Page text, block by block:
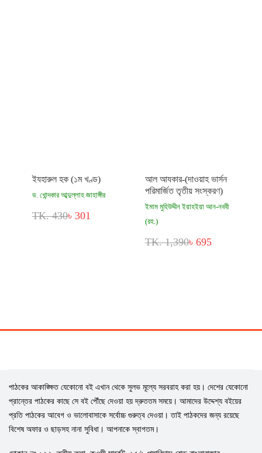
ইযহারুল হক (১ম খণ্ড)
ড. খোন্দকার আব্দুল্লাহ জাহাঙ্গীর
TK. 430৳ 301
আল আযকার-(দাওয়াহ ভার্সন
পরিমার্জিত তৃতীয় সংস্করণ)
ইমাম মুহিউদ্দীন ইয়াহইয়া আন-নববী
(রহ.)
TK. 1,390৳ 695
পাঠকের আকাঙ্ক্ষিত যেকোনো বই এখান থেকে সুলভ মূল্যে সরবরাহ করা হয়। দেশের যেকোনো
প্রান্তের পাঠকের কাছে সে বই পৌঁছে দেওয়া হয় দ্রুততম সময়ে। আমাদের উদ্দেশ্য বইয়ের
প্রতি পাঠকের আবেগ ও ভালোবাসাকে সর্বোচ্চ গুরুত্ব দেওয়া। তাই পাঠকদের জন্য রয়েছে
বিশেষ অফার ও ছাড়সহ নানা সুবিধা। আপনাকে স্বাগতম।